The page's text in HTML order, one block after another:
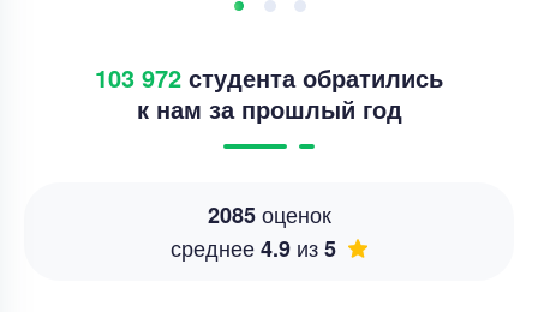
103 972 студента обратились
к нам за прошлый год
2085оценок
среднее4.9 из5